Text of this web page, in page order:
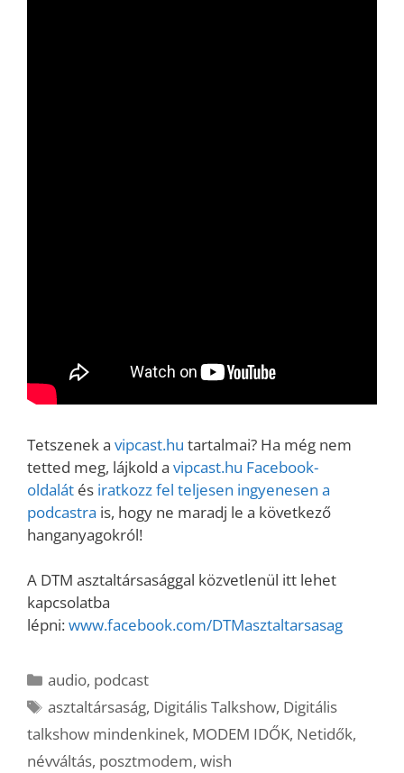
Tetszenek a vipcast.hu tartalmai? Ha még nem
tetted meg, lájkold a vipcast.hu Facebook-
oldalát és iratkozz fel teljesen ingyenesen a
podcastra is, hogy ne maradj le a következő
hanganyagokról!
A DTM asztaltársasággal közvetlenül itt lehet
kapcsolatba
lépni:www.facebook.com/DTMasztaltarsasag
Kategória
audio, podcast
Címkék
asztaltársaság, Digitális Talkshow, Digitális
talkshow mindenkinek, MODEM IDŐK, Netidők,
névváltás, posztmodem, wish